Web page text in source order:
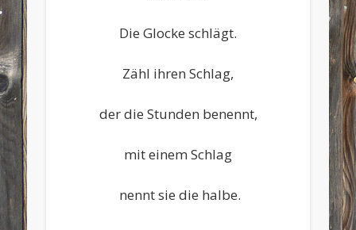
Die Glocke schlägt.
Zähl ihren Schlag,
der die Stunden benennt,
mit einem Schlag
nennt sie die halbe.